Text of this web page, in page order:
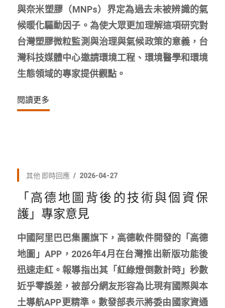
與奈米塑膠（MNPs）界定為過去未被辨識的氣
候暖化驅動因子。為使大眾更加理解這項研究對
台灣塑膠微粒監測與治理與氣候政策的意義，台
灣科技媒體中心邀請環境工程、環境醫學和環境
生態領域的專家提供觀點。
閱讀更多
其他 即時回應 2026-04-27
「高德地圖背後的技術與個資保
護」專家意見
中國阿里巴巴集團旗下，高德軟件開發的「高德
地圖」APP，2026年4月在台灣推出新版功能後
迅速走紅。報導指出其「紅綠燈倒數計時」秒數
近乎零誤差，被部分網友形容為比現有國際與本
土導航APP更精準。數發部表示將委由國家資通